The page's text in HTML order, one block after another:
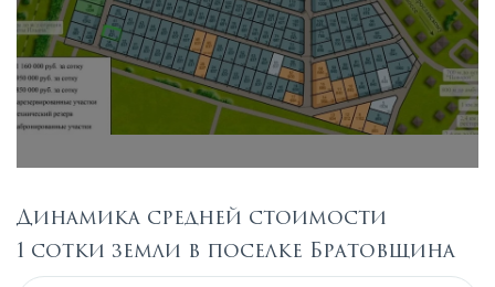
Динамика средней стоимости
1 сотки земли в поселке Братовщина